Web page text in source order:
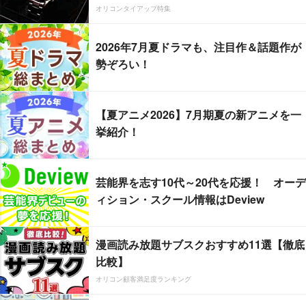
オリコンタイアップ特集
2026年7月夏ドラマも、注目作＆話題作が
勢ぞろい！
【夏アニメ2026】7月期夏の新アニメを一
挙紹介！
芸能界を志す10代～20代を応援！ オーデ
ィション・スクール情報はDeview
漫画読み放題サブスクおすすめ11選【徹底
比較】
オリコン顧客満足度ランキング